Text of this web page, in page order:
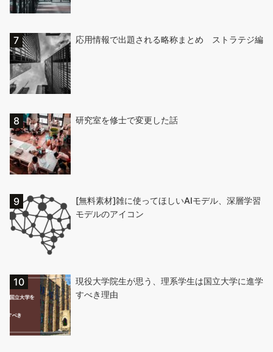
応用情報で出題される略称まとめ ストラテジ編
研究室を修士で変更した話
[無料素材]雑に使ってほしいAIモデル、深層学習
モデルのアイコン
現役大学院生が思う、理系学生は国立大学に進学
すべき理由